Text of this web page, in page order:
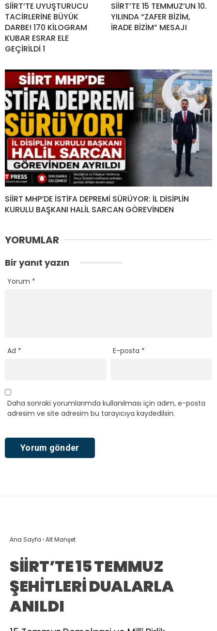
SİİRT’TE UYUŞTURUCU
TACİRLERİNE BÜYÜK
DARBE! 170 KİLOGRAM
KUBAR ESRAR ELE
GEÇİRİLDİ 1
SİİRT’TE 15 TEMMUZ’UN 10.
YILINDA “ZAFER BİZİM,
İRADE BİZİM” MESAJI
SİİRT MHP’DE İSTİFA DEPREMİ SÜRÜYOR: İL DİSİPLİN
KURULU BAŞKANI HALİL SARCAN GÖREVİNDEN
YORUMLAR
Bir yanıt yazın
Yorum *
Ad * E-posta *
Daha sonraki yorumlarımda kullanılması için adım, e-posta
adresim ve site adresim bu tarayıcıya kaydedilsin.
Ana Sayfa ›Alt Manşet
SİİRT’TE 15 TEMMUZ
ŞEHİTLERİ DUALARLA
ANILDI